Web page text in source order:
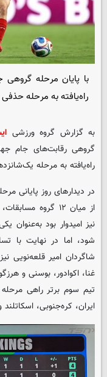
راه‌یافته به مرحله
به گزارش گروه ورزشی
راه‌یافته به مرحله
در دیدارهای روز پایانی
از میان ۱۲ گروه
نیز امیدوار بود
شود، اما در نهایت با
شاگردان امیر قلعه‌نویی
غنا، اکوادور، بوسنی و
تیم سوم برتر راهی
ایران، کره‌جنوبی، اسکاتلند